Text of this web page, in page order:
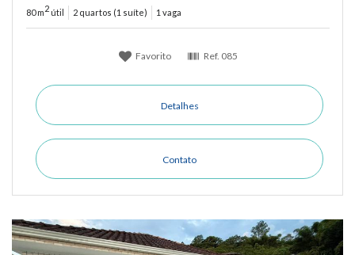
80 m2 útil 2 quartos (1 suíte) 1 vaga
Favorito Ref. 085
Detalhes
Contato